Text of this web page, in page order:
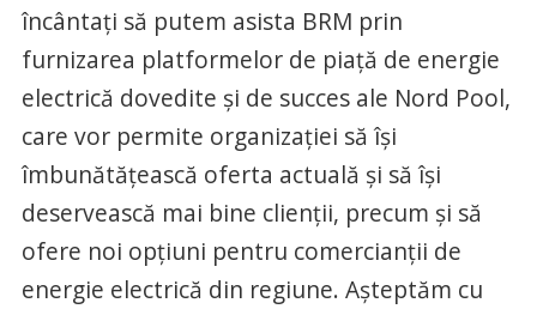
încântați să putem asista BRM prin
furnizarea platformelor de piață de energie
electrică dovedite și de succes ale Nord Pool,
care vor permite organizației să își
îmbunătățească oferta actuală și să își
deservească mai bine clienții, precum și să
ofere noi opțiuni pentru comercianții de
energie electrică din regiune. Așteptăm cu